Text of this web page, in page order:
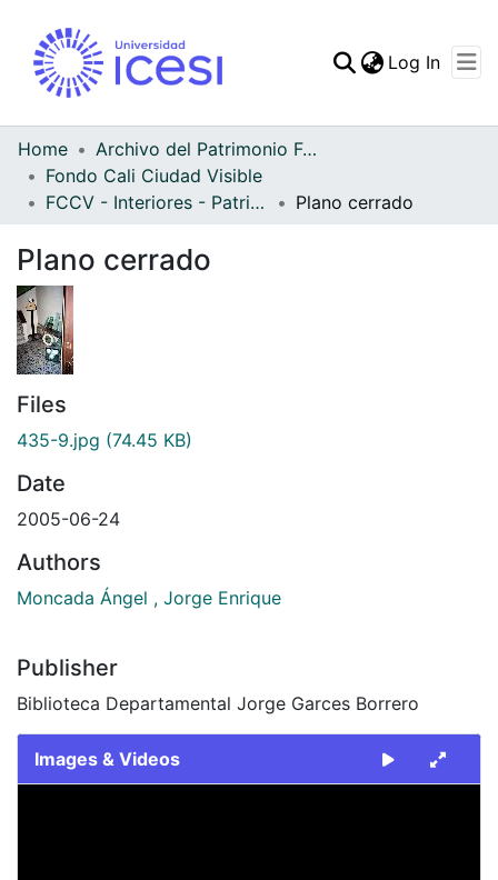
Log In
Home
Archivo del Patrimonio Fotográfico y Fílmico del Valle del Cauca
Fondo Cali Ciudad Visible
FCCV - Interiores - Patrimonial
Plano cerrado
Plano cerrado
Files
435-9.jpg (74.45 KB)
Date
2005-06-24
Authors
Moncada Ángel , Jorge Enrique
Publisher
Biblioteca Departamental Jorge Garces Borrero
Images & Videos